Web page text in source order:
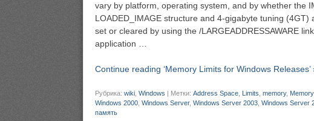
vary by platform, operating system, and by whether the
LOADED_IMAGE structure and 4-gigabyte tuning (4GT)
set or cleared by using the /LARGEADDRESSAWARE
application …
Continue reading ‘Memory Limits for Windows Releases’
Рубрика: wiki Windows | Метки: Address Space Limits memory,
Windows 2000 Windows Server, Windows Server 2003 Windows Server
память